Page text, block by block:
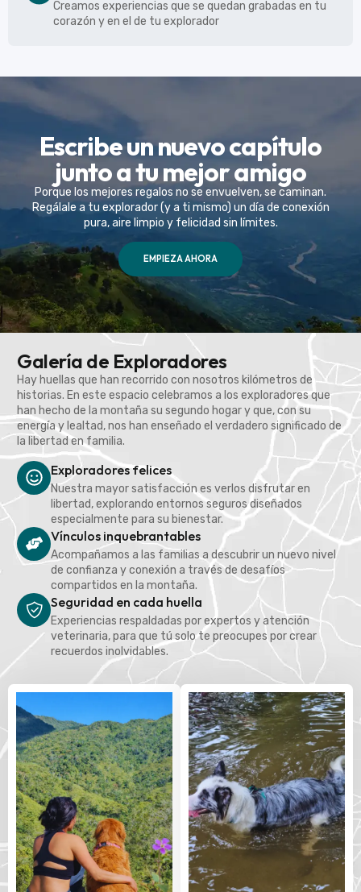
Creamos experiencias que se quedan grabadas en tu
corazón y en el de tu explorador
Escribe un nuevo capítulo
junto a tu mejor amigo
Porque los mejores regalos no se envuelven, se caminan.
Regálale a tu explorador (y a ti mismo) un día de conexión
pura, aire limpio y felicidad sin límites.
EMPIEZA AHORA
Galería de Exploradores
Hay huellas que han recorrido con nosotros kilómetros de
historias. En este espacio celebramos a los exploradores que
han hecho de la montaña su segundo hogar y que, con su
energía y lealtad, nos han enseñado el verdadero significado de
la libertad en familia.
Exploradores felices
Nuestra mayor satisfacción es verlos disfrutar en
libertad, explorando entornos seguros diseñados
especialmente para su bienestar.
Vínculos inquebrantables
Acompañamos a las familias a descubrir un nuevo nivel
de confianza y conexión a través de desafíos
compartidos en la montaña.
Seguridad en cada huella
Experiencias respaldadas por expertos y atención
veterinaria, para que tú solo te preocupes por crear
recuerdos inolvidables.